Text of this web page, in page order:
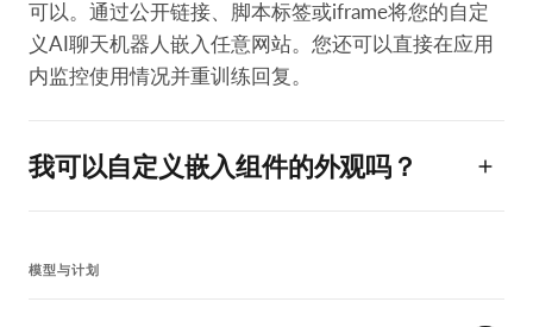
可以。通过公开链接、脚本标签或iframe将您的自定
义AI聊天机器人嵌入任意网站。您还可以直接在应用
内监控使用情况并重训练回复。
我可以自定义嵌入组件的外观吗？
模型与计划